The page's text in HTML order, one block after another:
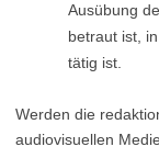
Ausübung
betraut ist,
tätig ist.
Werden die
audiovisuellen